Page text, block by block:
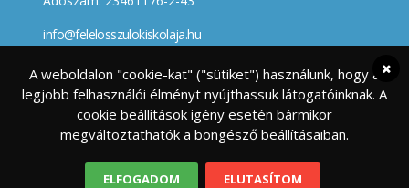
info@felelosszulokiskolaja.hu
A weboldalon "cookie-kat" ("sütiket") használunk, hogy a
legjobb felhasználói élményt nyújthassuk látogatóinknak. A
cookie beállítások igény esetén bármikor
megváltoztathatók a böngésző beállításaiban.
ELFOGADOM ELUTASÍTOM